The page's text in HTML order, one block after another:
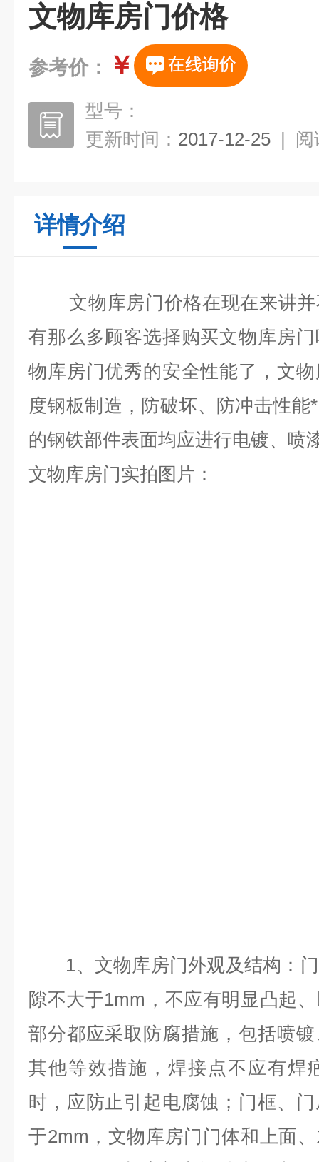
文物库房门价格
参考价： ￥
型号：
更新时间： 2017-12-25 | 阅
详情介绍
文物库房门价格在现在来讲
有那么多顾客选择购买文物库房
物库房门优秀的安全性能了，文
度钢板制造，防破坏、防冲击性
的钢铁部件表面均应进行电镀、喷
文物库房门实拍图片：
1、文物库房门外观及结构：门
隙不大于1mm，不应有明显凸起
部分都应采取防腐措施，包括喷
其他等效措施，焊接点不应有焊
时，应防止引起电腐蚀；门框、
于2mm，文物库房门门体和上面